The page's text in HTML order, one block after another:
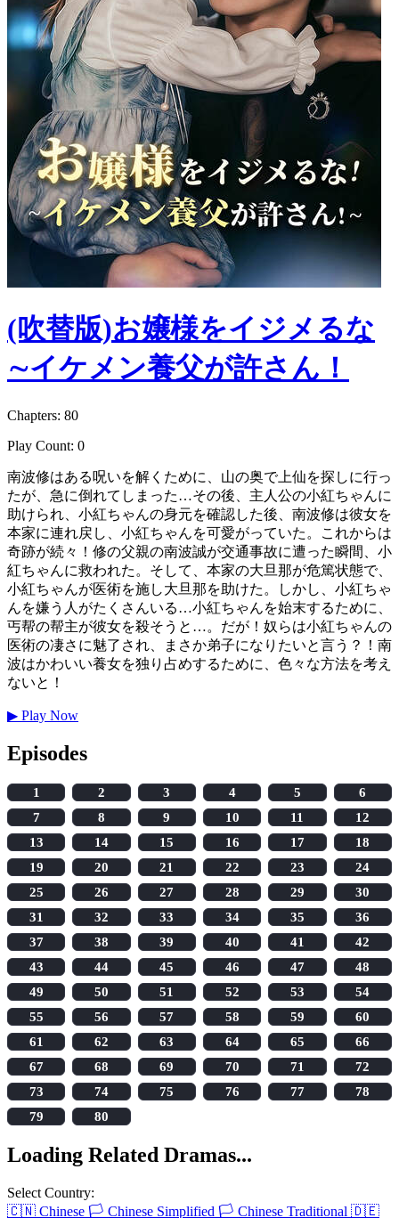
(吹替版)お嬢様をイジメるな
∼イケメン養父が許さん！
Chapters: 80
Play Count: 0
南波修はある呪いを解くために、山の奥で上仙を探しに行っ
たが、急に倒れてしまった…その後、主人公の小紅ちゃんに
助けられ、小紅ちゃんの身元を確認した後、南波修は彼女を
本家に連れ戻し、小紅ちゃんを可愛がっていた。これからは
奇跡が続々！修の父親の南波誠が交通事故に遭った瞬間、小
紅ちゃんに救われた。そして、本家の大旦那が危篤状態で、
小紅ちゃんが医術を施し大旦那を助けた。しかし、小紅ちゃ
んを嫌う人がたくさんいる…小紅ちゃんを始末するために、
丐帮の帮主が彼女を殺そうと…。だが！奴らは小紅ちゃんの
医術の凄さに魅了され、まさか弟子になりたいと言う？！南
波はかわいい養女を独り占めするために、色々な方法を考え
ないと！
▶ Play Now
Episodes
1 2 3 4 5
6
7
8 9 10 11
12
13
14 15 16 17
18
19
20 21 22 23
24
25
26 27 28 29
30
31
32 33 34 35
36
37
38 39 40 41
42
43
44 45 46 47
48
49
50 51 52 53
54
55
56 57 58 59
60
61
62 63 64 65
66
67
68 69 70 71
72
73
74 75 76 77
78
79
80
Loading Related Dramas...
Select Country:
🇨🇳 Chinese 🏳️ Chinese Simplified 🏳️ Chinese Traditional 🇩🇪